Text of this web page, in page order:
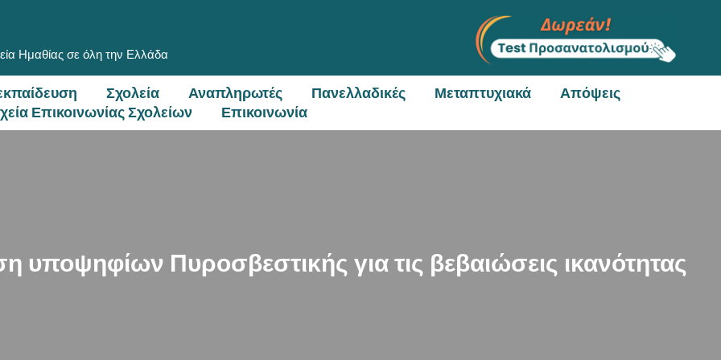
Ημαθίας σε όλη την Ελλάδα
Σχολεία Αναπληρωτές Πανελλαδικές Μεταπτυχιακά
Απόψεις
Επικοινωνίας Σχολείων Επικοινωνία
υποψηφίων Πυροσβεστικής για τις βεβαιώσεις ικανότητας